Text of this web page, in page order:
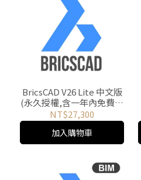
BricsCAD V26 Lite 中文版
(永久授權,含一年內免費升
級) 加贈建築/室內設計動
態圖塊
NT$27,300
加入購物車